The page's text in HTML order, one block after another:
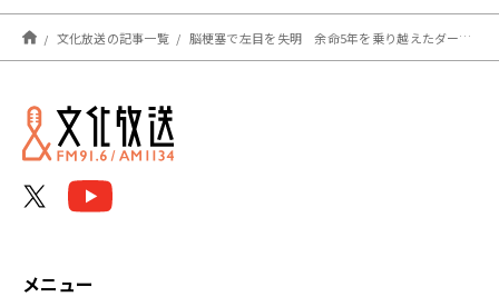
文化放送の記事一覧 脳梗塞で左目を失明 余命5年を乗り越えたダースレイダーが病院不信になった両親の最期を語る
メニュー